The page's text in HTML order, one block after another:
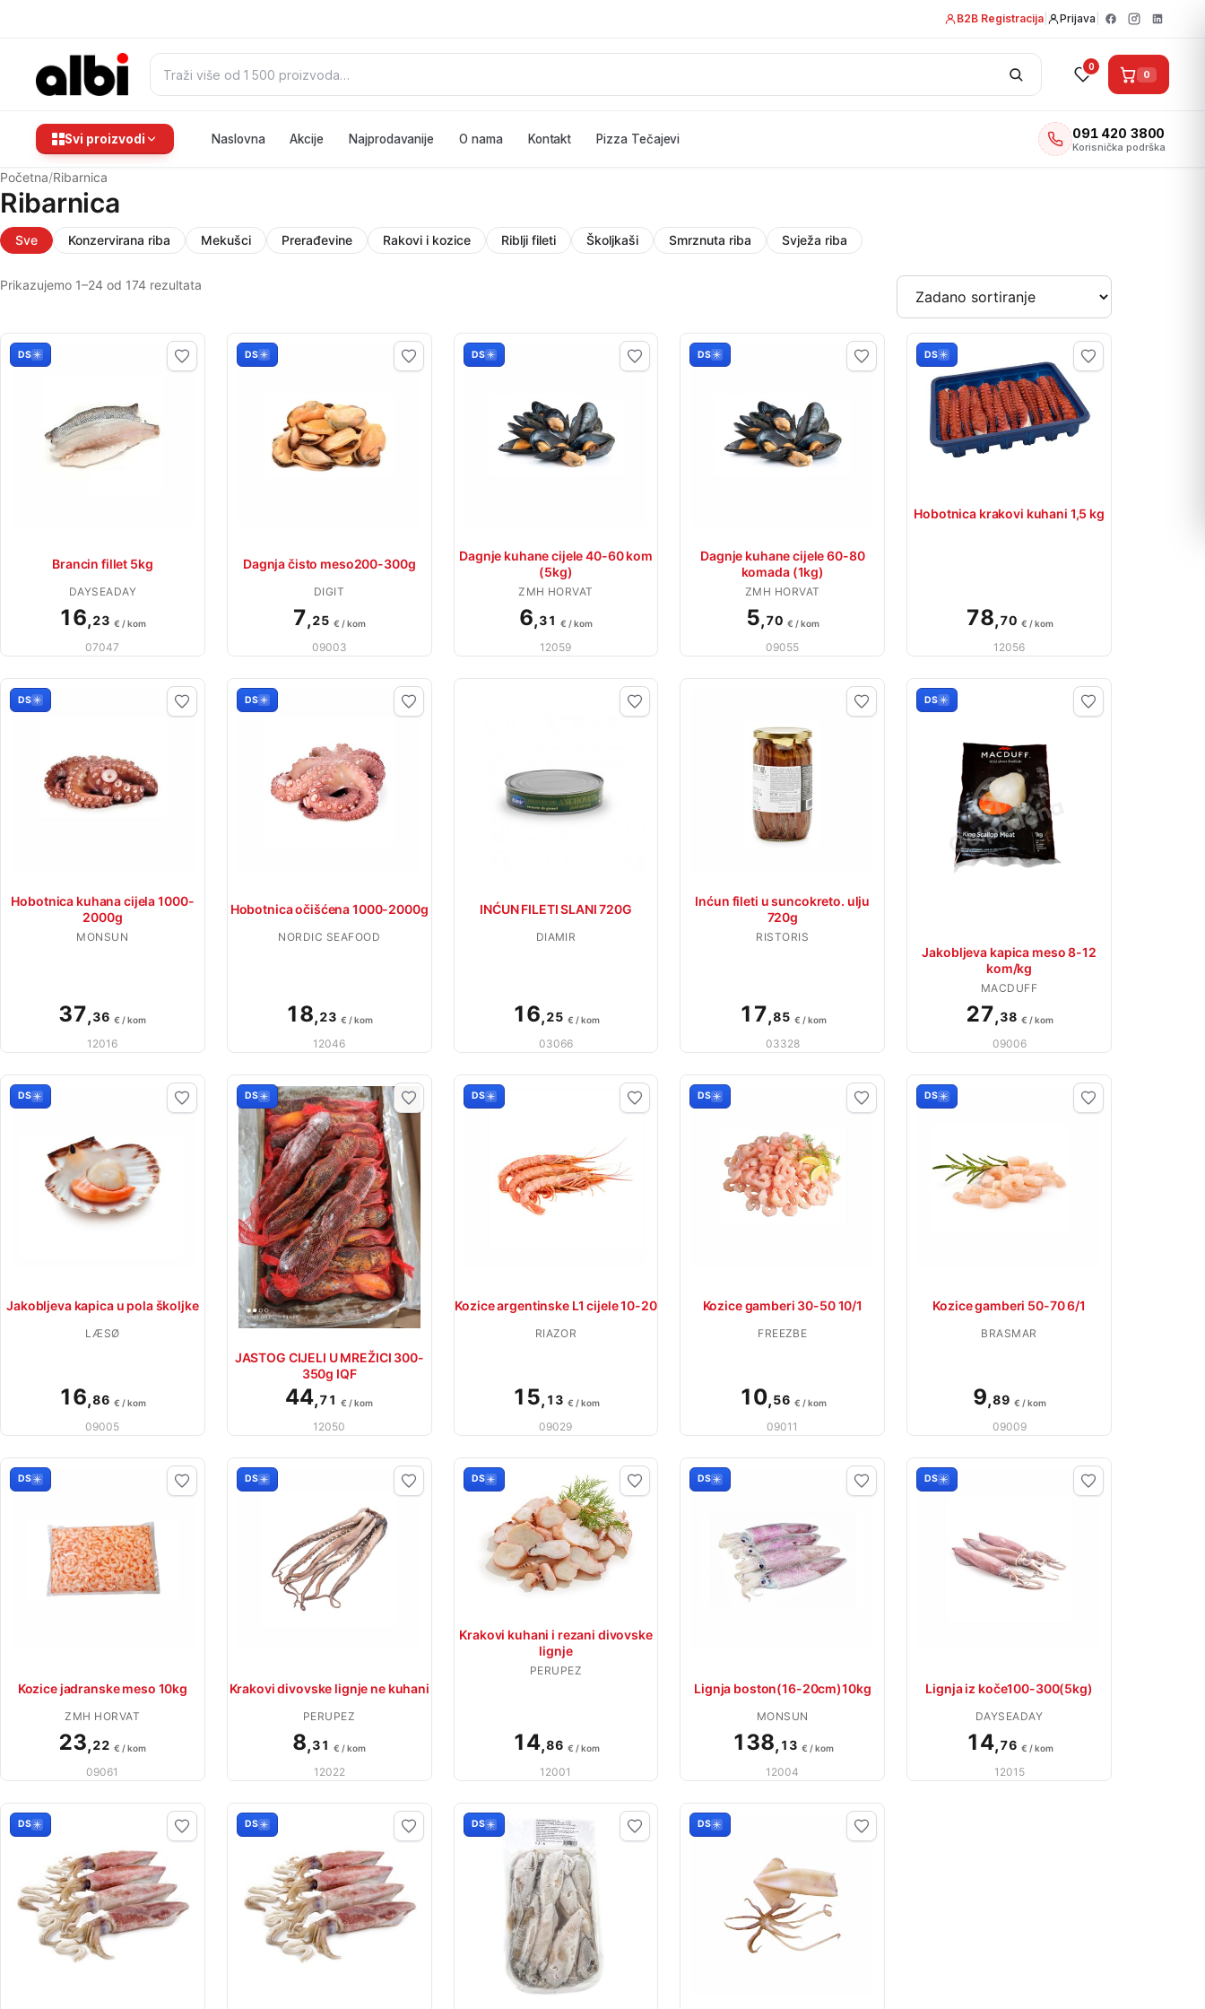
B2B Registracija Prijava
Pretraži: 0
0
Svi proizvodi Naslovna Akcije Najprodavanije O nama Kontakt Pizza Tečajevi 091 420 3800
Korisnička podrška
Početna/Ribarnica
Ribarnica
Sve Konzervirana riba Mekušci Prerađevine Rakovi i kozice Riblji fileti Školjkaši Smrznuta riba Svježa riba
Prikazujemo 1–24 od 174 rezultata
DS
Brancin fillet 5kg
DAYSEADAY
16,23 € / kom
07047
DS
Dagnja čisto meso200-300g
DIGIT
7,25 € / kom
09003
DS
Dagnje kuhane cijele 40-60 kom
(5kg)
ZMH HORVAT
6,31 € / kom
12059
DS
Dagnje kuhane cijele 60-80
komada (1kg)
ZMH HORVAT
5,70 € / kom
09055
DS
Hobotnica krakovi kuhani 1,5 kg
78,70 € / kom
12056
DS
Hobotnica kuhana cijela 1000-
2000g
MONSUN
37,36 € / kom
12016
DS
Hobotnica očišćena 1000-2000g
NORDIC SEAFOOD
18,23 € / kom
12046
INĆUN FILETI SLANI 720G
DIAMIR
16,25 € / kom
03066
Inćun fileti u suncokreto. ulju
720g
RISTORIS
17,85 € / kom
03328
DS
Jakobljeva kapica meso 8-12
kom/kg
MACDUFF
27,38 € / kom
09006
DS
Jakobljeva kapica u pola školjke
LÆSØ
16,86 € / kom
09005
DS
JASTOG CIJELI U MREŽICI 300-
350g IQF
44,71 € / kom
12050
DS
Kozice argentinske L1 cijele 10-20
RIAZOR
15, 13 € / kom
09029
DS
Kozice gamberi 30-50 10/1
FREEZBE
10,56 € / kom
09011
DS
Kozice gamberi 50-70 6/1
BRASMAR
9,89 € / kom
09009
DS
Kozice jadranske meso 10kg
ZMH HORVAT
23,22 € / kom
09061
DS
Krakovi divovske lignje ne kuhani
PERUPEZ
8,31 € / kom
12022
DS
Krakovi kuhani i rezani divovske
lignje
PERUPEZ
14,86 € / kom
12001
DS
Lignja boston(16-20cm)10kg
MONSUN
138, 13 € / kom
12004
DS
Lignja iz koče100-300(5kg)
DAYSEADAY
14,76 € / kom
12015
DS DS DS DS